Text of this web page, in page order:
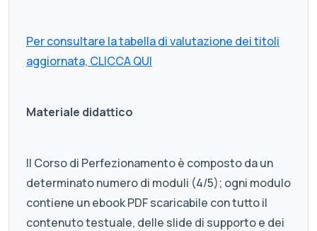
Per consultare la tabella di valutazione dei titoli
aggiornata, CLICCA QUI
Materiale didattico
Il Corso di Perfezionamento è composto da un
determinato numero di moduli (4/5); ogni modulo
contiene un ebook PDF scaricabile con tutto il
contenuto testuale, delle slide di supporto e dei